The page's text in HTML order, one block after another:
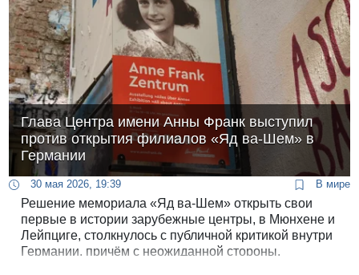
Глава Центра имени Анны Франк выступил
против открытия филиалов «Яд ва-Шем» в
Германии
30 мая 2026, 19:39 В мире
Решение мемориала «Яд ва-Шем» открыть свои
первые в истории зарубежные центры, в Мюнхене и
Лейпциге, столкнулось с публичной критикой внутри
Германии, причём с неожиданной стороны.